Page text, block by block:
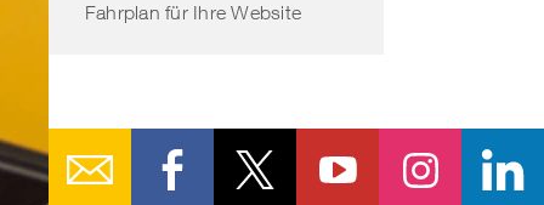
Fahrplan für Ihre Website